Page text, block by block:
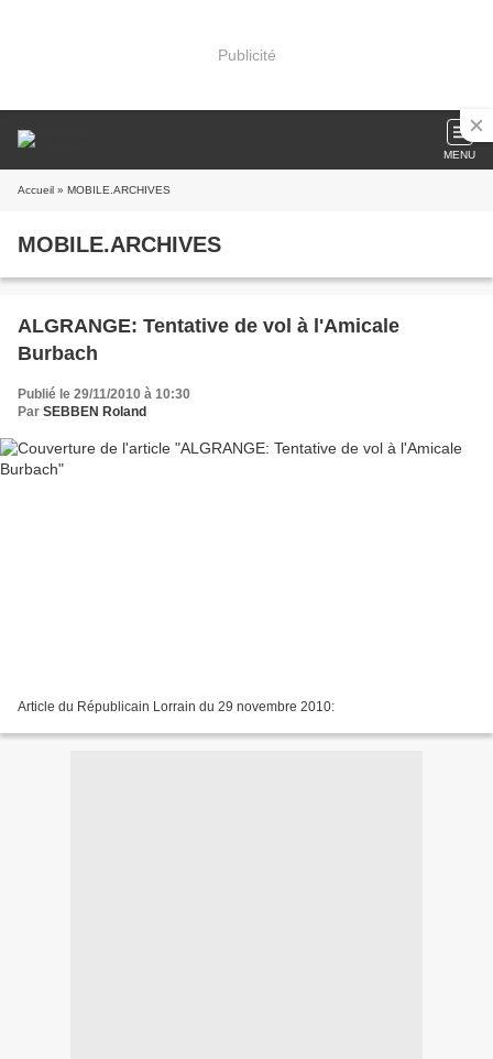
Publicité
MENU
Accueil » MOBILE.ARCHIVES
MOBILE.ARCHIVES
ALGRANGE: Tentative de vol à l'Amicale
Burbach
Publié le 29/11/2010 à 10:30
Par SEBBEN Roland
Article du Républicain Lorrain du 29 novembre 2010: